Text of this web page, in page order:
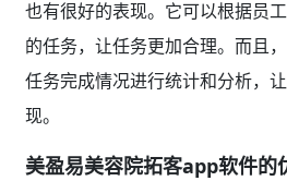
也有很好的表现。它可以根据员
的任务，让任务更加合理。而且
任务完成情况进行统计和分析，
现。
美盈易美容院拓客app软件的